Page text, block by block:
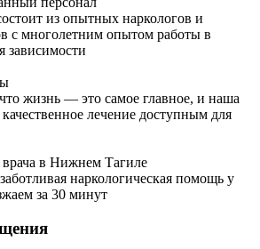
из опытных наркологов и
с многолетним опытом работы в
зависимости
жизнь — это самое главное, и наша
лечение доступным для
в Нижнем Тагиле
наркологическая помощь у
за 30 минут